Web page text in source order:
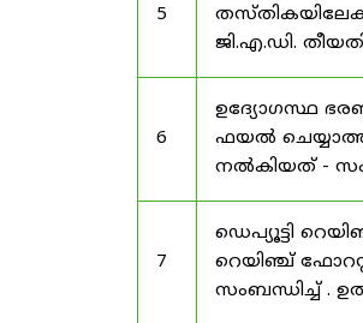
5
ജി.എ.ഡി.
6
ഉദ്യോഗസ്ഥ
ഫയൽ
നൽകിയത് -
7
ഡെപ്യൂട്ടി
റെയിഞ്ച്
സംബന്ധിച്ച് .